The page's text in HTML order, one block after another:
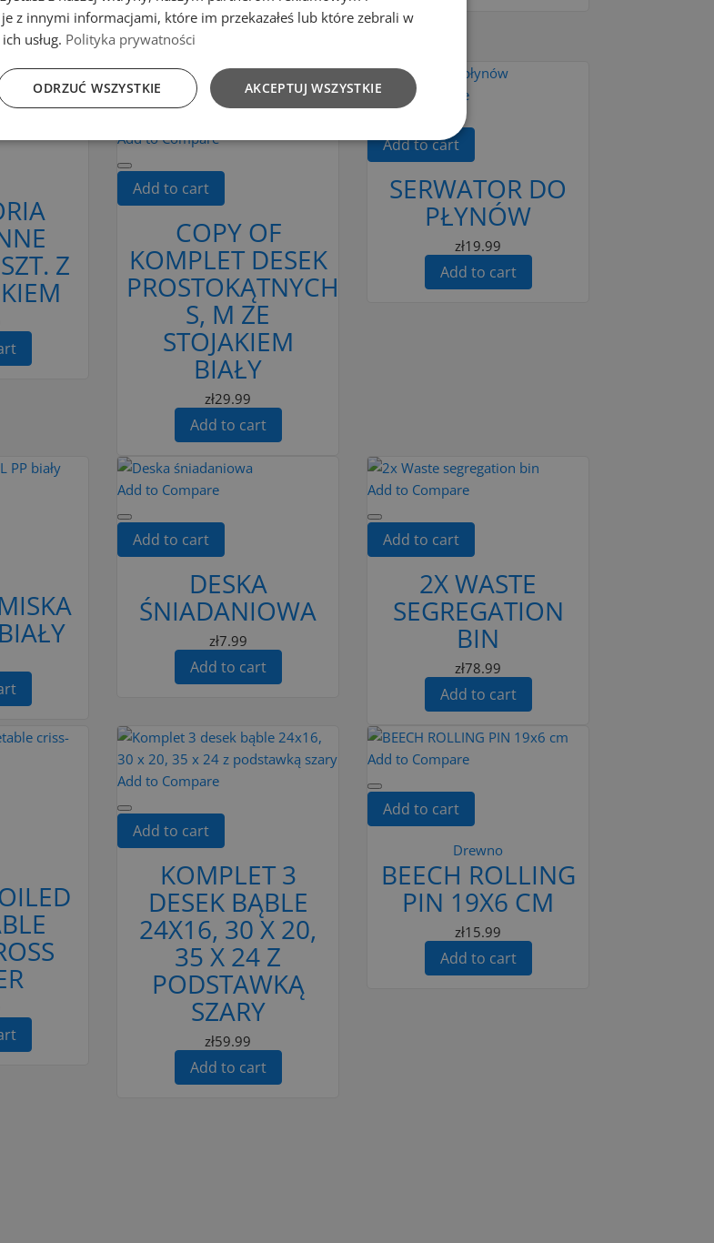
Add to cart
Z
Add to Compare
Add to cart
COPY OF
KOMPLET DESEK
PROSTOKĄTNYCH
S, M ZE
STOJAKIEM
BIAŁY
zł29.99
Add to cart
Add to Compare
Add to cart
SERWATOR DO
PŁYNÓW
zł19.99
Add to cart
Add to Compare
Add to cart
DESKA
ŚNIADANIOWA
zł7.99
Add to cart
Add to Compare
Add to cart
2X WASTE
SEGREGATION
BIN
zł78.99
Add to cart
Add to Compare
Add to cart
KOMPLET 3
DESEK BĄBLE
24X16, 30 X 20,
35 X 24 Z
PODSTAWKĄ
SZARY
zł59.99
Add to cart
Add to Compare
Add to cart
Drewno
BEECH ROLLING
PIN 19X6 CM
zł15.99
Add to cart
z innymi informacjami, które im przekazałeś lub które zebrali w
usług. Polityka prywatności
AKCEPTUJ WSZYSTKIE
ODRZUĆ WSZYSTKIE